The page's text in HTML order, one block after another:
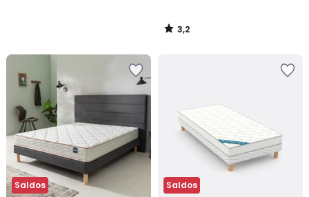
3,2
/
Saldos Saldos